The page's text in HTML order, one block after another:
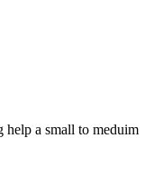
help a small to meduim